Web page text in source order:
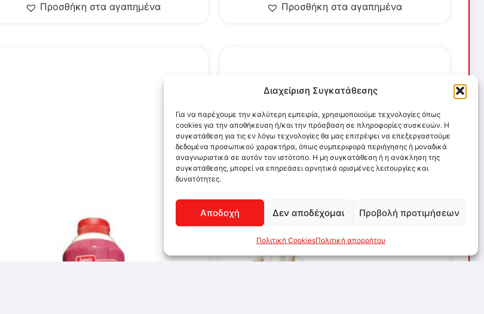
Διαχείριση Συγκατάθεσης
Για να παρέχουμε την καλύτερη εμπειρία, χρησιμοποιούμε τεχνολογίες όπως
cookies για την αποθήκευση ή/και την πρόσβαση σε πληροφορίες συσκευών. Η
συγκατάθεση για τις εν λόγω τεχνολογίες θα μας επιτρέψει να επεξεργαστούμε
δεδομένα προσωπικού χαρακτήρα, όπως συμπεριφορά περιήγησης ή μοναδικά
αναγνωριστικά σε αυτόν τον ιστότοπο. Η μη συγκατάθεση ή η ανάκληση της
συγκατάθεσης, μπορεί να επηρεάσει αρνητικά ορισμένες λειτουργίες και
δυνατότητες.
Αποδοχή Δεν αποδέχομαι Προβολή προτιμήσεων
Πολιτική CookiesΠολιτική απορρήτου
Προσθήκη στα αγαπημένα
Προσθήκη στα αγαπημένα